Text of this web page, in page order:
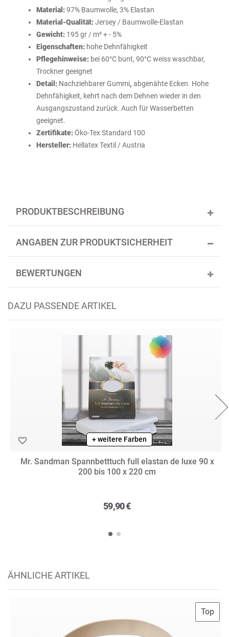
Material:97% Baumwolle, 3% Elastan
Material-Qualität:Jersey / Baumwolle-Elastan
Gewicht: 195 gr / m² + - 5%
Eigenschaften: hohe Dehnfähigkeit
Pflegehinweise: bei 60°C bunt, 90°C weiss waschbar,
Trockner geeignet
Detail: Nachziehbarer Gummi, abgenähte Ecken. Hohe
Dehnfähigkeit, kehrt nach dem Dehnen wieder in den
Ausgangszustand zurück. Auch für Wasserbetten
geeignet.
Zertifikate:Öko-Tex Standard 100
Hersteller: Hellatex Textil / Austria
PRODUKTBESCHREIBUNG
ANGABEN ZUR PRODUKTSICHERHEIT
BEWERTUNGEN
DAZU PASSENDE ARTIKEL
+ weitere Farben
Mr. Sandman Spannbetttuch full elastan de luxe 90 x
200 bis 100 x 220 cm
59,90 €
ÄHNLICHE ARTIKEL
Top